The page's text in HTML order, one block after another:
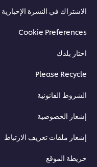
في النشرة الإخبارية
Cookie
بلدك
Please
القانونية
الخصوصية
ملفات تعريف الارتباط
الموقع